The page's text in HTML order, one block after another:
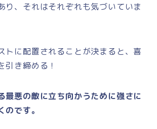
り、それはそれぞれも気づいていま
トに配置されることが決まると、喜
引き締める！
最悪の敵に立ち向かうために強さに
です。